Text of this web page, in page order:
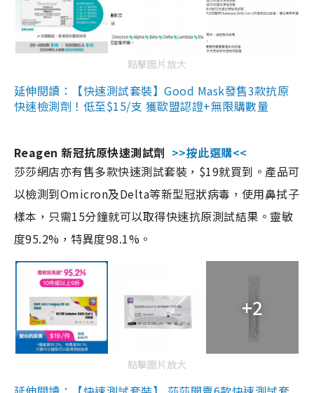
點擊圖片放大
延伸閱讀：【快速測試套裝】Good Mask發售3款抗原
快速檢測劑！低至$15/支 獲歐盟認證+無限購數量
Reagen 新冠抗原快速測試劑 >>按此選購<<
莎莎網店亦有售多款快速測試套裝，$19就買到。產品可
以檢測到Omicron及Delta等新型冠狀病毒，使用鼻拭子
樣本，只需15分鐘就可以取得快速抗原測試結果。靈敏
度95.2%，特異度98.1%。
+2
點擊圖片放大